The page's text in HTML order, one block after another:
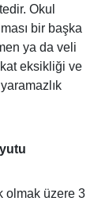
Okul
bir başka
ya da veli
eksikliği ve
olmak üzere 3